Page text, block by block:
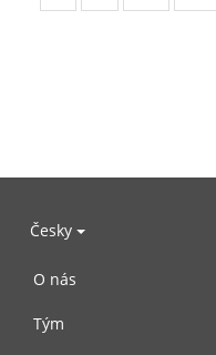
Česky
O nás
Tým